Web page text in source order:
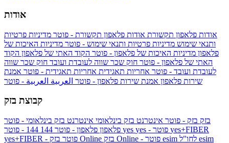
אודות
אודות פלאפון תקשורת אודות פלאפון תקשורת - פוטר מדיניות פרטיות
ותנאי שימוש מדיניות פרטיות ותנאי שימוש - פוטר מדיניות האיכות של
פלאפון מדיניות האיכות של פלאפון - פוטר הקוד האתי של פלאפון הקוד
האתי של פלאפון - פוטר חוק שכר שווה לעובדת ועובד חוק שכר שווה
לעובדת ועובד - פוטר אחריות תאגידית אחריות תאגידית - פוטר אמנת
שירות פלאפון אמנת שירות פלאפון - פוטר العربية العربية - פוטר
קבוצת בזק
בזק בזק - פוטר אינטרנט בזק בינלאומי אינטרנט בזק בינלאומי - פוטר
פלאפון פלאפון - פוטר 144 yes
yes+FIBER
yes+FIBER - פוטר בזק Online esim